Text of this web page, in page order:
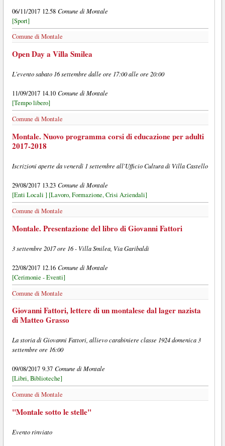
06/11/2017 12.58 Comune di Montale
[Sport]
Comune di Montale
Open Day a Villa Smilea
L'evento sabato 16 settembre dalle ore 17:00 alle ore 20:00
11/09/2017 14.10 Comune di Montale
[Tempo libero]
Comune di Montale
Montale. Nuovo programma corsi di educazione per adulti
2017-2018
Iscrizioni aperte da venerdì 1 settembre all'Ufficio Cultura di Villa Castello
29/08/2017 13.23 Comune di Montale
[Enti Locali ] [Lavoro, Formazione, Crisi Aziendali]
Comune di Montale
Montale. Presentazione del libro di Giovanni Fattori
3 settembre 2017 ore 16 - Villa Smilea, Via Garibaldi
22/08/2017 12.16 Comune di Montale
[Cerimonie - Eventi]
Comune di Montale
Giovanni Fattori, lettere di un montalese dal lager nazista
di Matteo Grasso
La storia di Giovanni Fattori, allievo carabiniere classe 1924 domenica 3
settembre ore 16:00
09/08/2017 9.37 Comune di Montale
[Libri, Biblioteche]
Comune di Montale
"Montale sotto le stelle"
Evento rinviato